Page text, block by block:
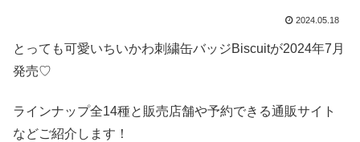
2024.05.18
とっても可愛いちいかわ刺繍缶バッジBiscuitが2024年7月
発売♡
ラインナップ全14種と販売店舗や予約できる通販サイト
などご紹介します！